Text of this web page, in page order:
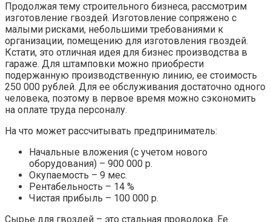
Продолжая тему строительного бизнеса, рассмотрим
изготовление гвоздей. Изготовление сопряжено с
малыми рисками, небольшими требованиями к
организации, помещению для изготовления гвоздей.
Кстати, это отличная идея для бизнес производства в
гараже. Для штамповки можно приобрести
подержанную производственную линию, ее стоимость
250 000 рублей. Для ее обслуживания достаточно одного
человека, поэтому в первое время можно сэкономить
на оплате труда персоналу.
На что может рассчитывать предприниматель:
Начальные вложения (с учетом нового
оборудования) – 900 000 р.
Окупаемость – 9 мес.
Рентабельность – 14 %
Чистая прибыль – 100 000 р.
Сырье для гвоздей – это стальная проволока. Ее